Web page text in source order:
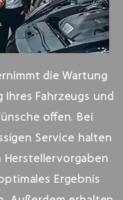
die Wartung
Ihres Fahrzeugs und
offen. Bei
Service halten
Herstellervorgaben
Ergebnis